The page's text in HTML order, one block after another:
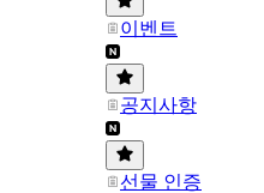
이벤트
공지사항
선물 인증